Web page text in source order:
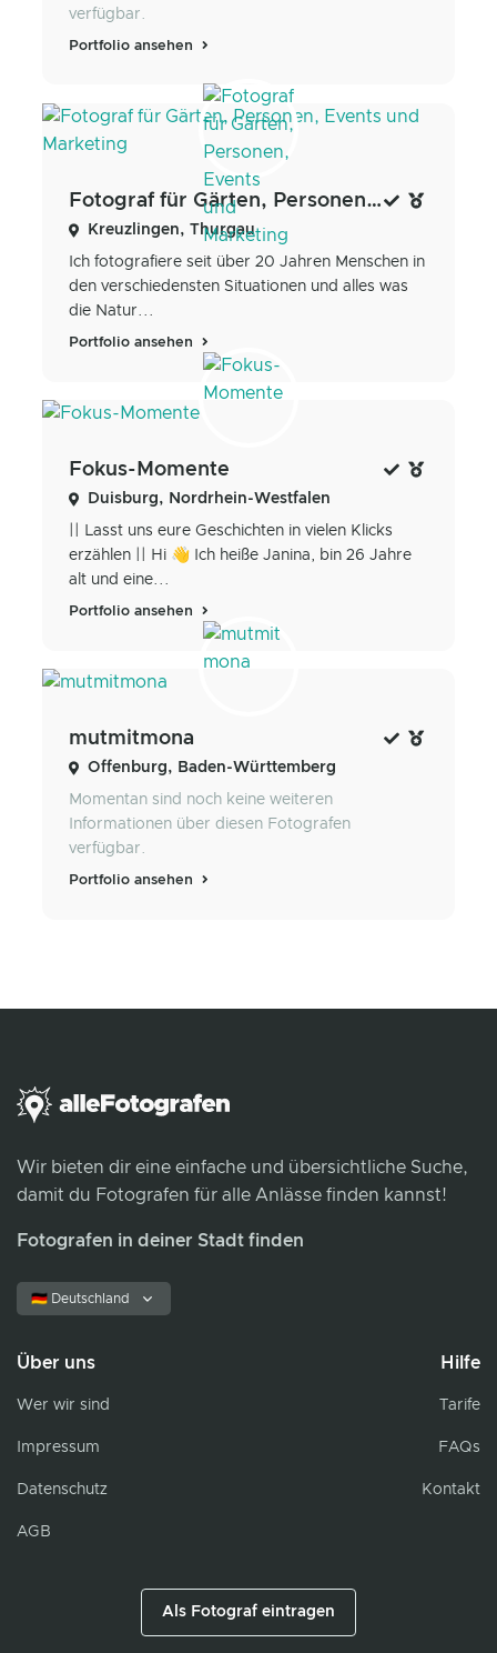
verfügbar.
Portfolio ansehen
Fotograf für Gärten, Personen, Events und Marketing
Kreuzlingen, Thurgau
Ich fotografiere seit über 20 Jahren Menschen in
den verschiedensten Situationen und alles was
die Natur...
Portfolio ansehen
Fokus-Momente
Duisburg, Nordrhein-Westfalen
|| Lasst uns eure Geschichten in vielen Klicks
erzählen || Hi 👋 Ich heiße Janina, bin 26 Jahre
alt und eine...
Portfolio ansehen
mutmitmona
Offenburg, Baden-Württemberg
Momentan sind noch keine weiteren
Informationen über diesen Fotografen
verfügbar.
Portfolio ansehen
Wir bieten dir eine einfache und übersichtliche Suche,
damit du Fotografen für alle Anlässe finden kannst!
Fotografen in deiner Stadt finden
🇩🇪 Deutschland
Über uns
Wer wir sind
Impressum
Datenschutz
AGB
Hilfe
Tarife
FAQs
Kontakt
Als Fotograf eintragen